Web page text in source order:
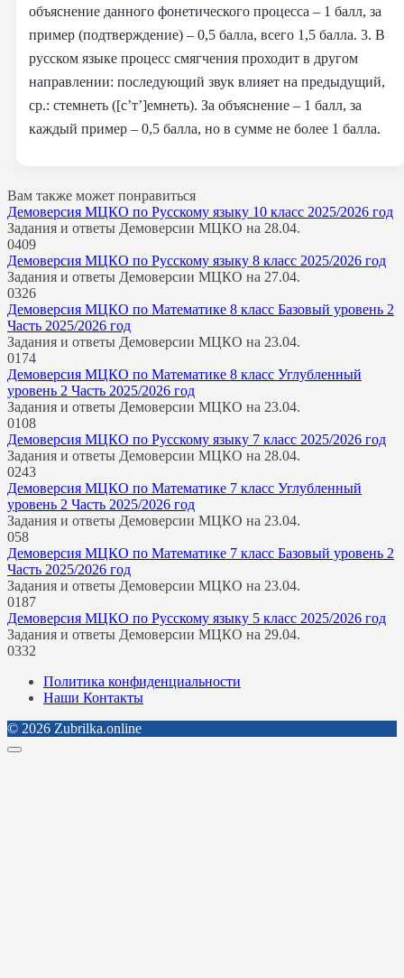
объяснение данного фонетического процесса – 1 балл, за
пример (подтверждение) – 0,5 балла, всего 1,5 балла. 3. В
русском языке процесс смягчения проходит в другом
направлении: последующий звук влияет на предыдущий,
ср.: стемнеть ([c’т’]емнеть). За объяснение – 1 балл, за
каждый пример – 0,5 балла, но в сумме не более 1 балла.
Вам также может понравиться
Демоверсия МЦКО по Русскому языку 10 класс 2025/2026 год
Задания и ответы Демоверсии МЦКО на 28.04.
0409
Демоверсия МЦКО по Русскому языку 8 класс 2025/2026 год
Задания и ответы Демоверсии МЦКО на 27.04.
0326
Демоверсия МЦКО по Математике 8 класс Базовый уровень 2
Часть 2025/2026 год
Задания и ответы Демоверсии МЦКО на 23.04.
0174
Демоверсия МЦКО по Математике 8 класс Углубленный
уровень 2 Часть 2025/2026 год
Задания и ответы Демоверсии МЦКО на 23.04.
0108
Демоверсия МЦКО по Русскому языку 7 класс 2025/2026 год
Задания и ответы Демоверсии МЦКО на 28.04.
0243
Демоверсия МЦКО по Математике 7 класс Углубленный
уровень 2 Часть 2025/2026 год
Задания и ответы Демоверсии МЦКО на 23.04.
058
Демоверсия МЦКО по Математике 7 класс Базовый уровень 2
Часть 2025/2026 год
Задания и ответы Демоверсии МЦКО на 23.04.
0187
Демоверсия МЦКО по Русскому языку 5 класс 2025/2026 год
Задания и ответы Демоверсии МЦКО на 29.04.
0332
Политика конфиденциальности
Наши Контакты
© 2026 Zubrilka.online